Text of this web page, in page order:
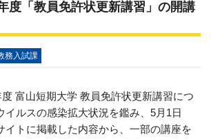
度「教員免許状更新講習」の開講
務入試課
富山短期大学 教員免許状更新講習につ
イルスの感染拡大状況を鑑み、5月1日
イトに掲載した内容から、一部の講座を